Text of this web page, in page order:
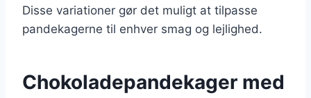
Disse variationer gør det muligt at tilpasse
pandekagerne til enhver smag og lejlighed.
Chokoladepandekager med